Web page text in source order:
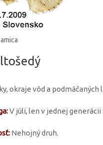
okraje vôd a
V júli, len v jednej generácii
Nehojný druh.